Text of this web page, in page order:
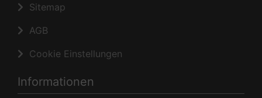
Sitemap
AGB
Cookie Einstellungen
Informationen